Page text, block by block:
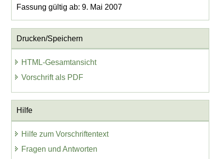
Fassung gültig ab: 9. Mai 2007
Drucken/Speichern
HTML-Gesamtansicht
Vorschrift als PDF
Hilfe
Hilfe zum Vorschriftentext
Fragen und Antworten